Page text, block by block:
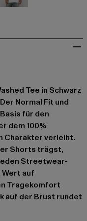
Tee in Schwarz
Normal Fit und
für den
dem 100%
Charakter verleiht.
Shorts trägst,
Streetwear-
Wert auf
Tragekomfort
auf der Brust rundet